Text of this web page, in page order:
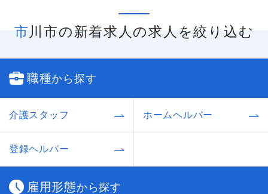
市川市の新着求人の求人を絞り込む
職種から探す
介護スタッフ ホームヘルパー
登録ヘルパー
雇用形態から探す